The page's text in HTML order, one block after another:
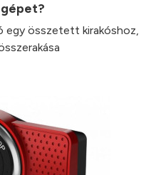
egy összetett kirakóshoz,